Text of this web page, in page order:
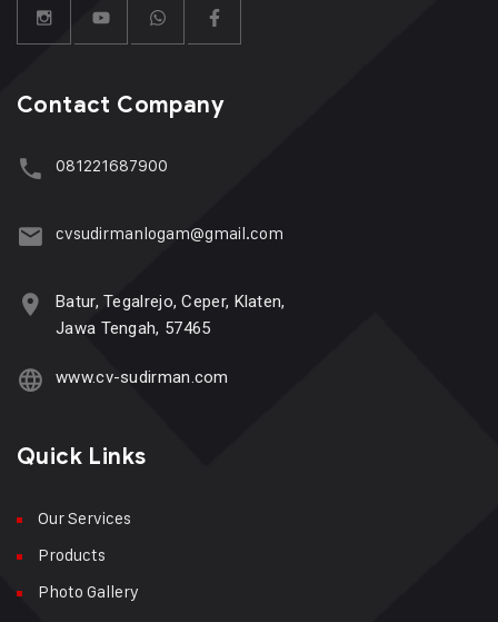
Contact Company
081221687900
cvsudirmanlogam@gmail.com
Batur, Tegalrejo, Ceper, Klaten,
Jawa Tengah, 57465
www.cv-sudirman.com
Quick Links
Our Services
Products
Photo Gallery